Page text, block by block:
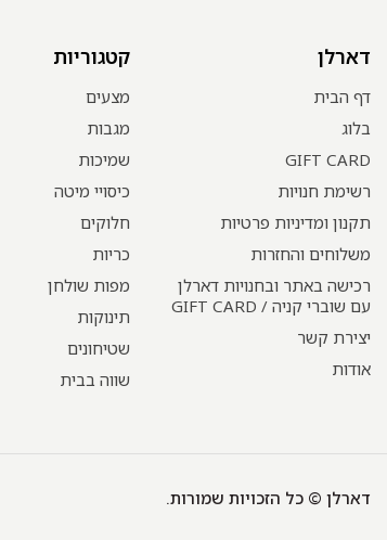
דארלן
דף הבית
בלוג
GIFT CARD
רשימת חנויות
תקנון ומדיניות פרטיות
משלוחים והחזרות
רכישה באתר ובחנויות דארלן
עם שוברי קניה / GIFT CARD
יצירת קשר
אודות
קטגוריות
מצעים
מגבות
שמיכות
כיסויי מיטה
חלוקים
כריות
מפות שולחן
תינוקות
שטיחונים
שווה בבית
דארלן © כל הזכויות שמורות.